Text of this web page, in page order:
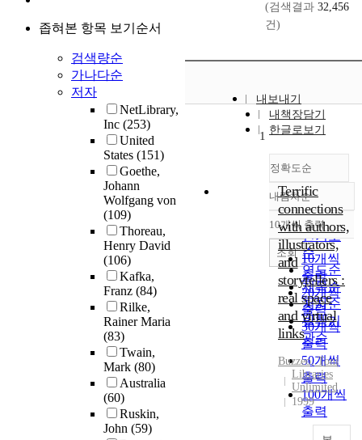
좁혀본 항목 보기순서
검색량순
가나다순
저자
NetLibrary,
Inc (253)
United
States (151)
Goethe,
Johann
Wolfgang von
(109)
Thoreau,
Henry David
(106)
Kafka,
Franz (84)
Rilke,
Rainer Maria
(83)
Twain,
Mark (80)
Australia
(60)
Ruskin,
John (59)
(검색결과 32,456
건)
내보내기
내책장담기
한글로보기
정확도순
정확도
순
인기도
순
연도순
제목순
저자순
발행기
관순
내림차순
내림차순
10개씩 출력
10개씩
출력
20개씩
출력
30개씩
출력
50개씩
출력
100개씩
출력
조회
1
Terrific
connections
with authors,
illustrators,
and
storytellers :
real space
and virtual
links
Buzzeo, Toni
Libraries
Unlimited
1999